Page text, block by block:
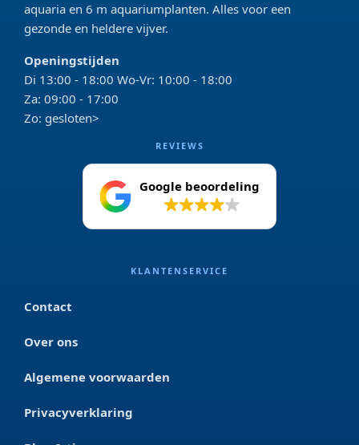
aquaria en 6 m aquariumplanten. Alles voor een
gezonde en heldere vijver.
Openingstijden
Di 13:00 - 18:00 Wo-Vr: 10:00 - 18:00
Za: 09:00 - 17:00
Zo: gesloten>
REVIEWS
Google beoordeling
KLANTENSERVICE
Contact
Over ons
Algemene voorwaarden
Privacyverklaring